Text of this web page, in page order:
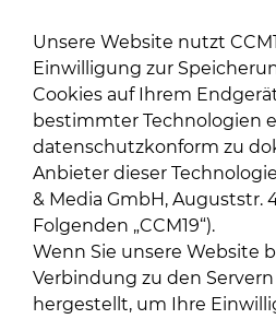
Unsere Website nutzt
Einwilligung zur
Cookies auf Ihrem
bestimmter Technologien
datenschutzkonform zu
Anbieter dieser
& Media GmbH, Auguststr.
Folgenden „CCM19“).
Wenn Sie unsere Website
Verbindung zu den Servern
hergestellt, um Ihre